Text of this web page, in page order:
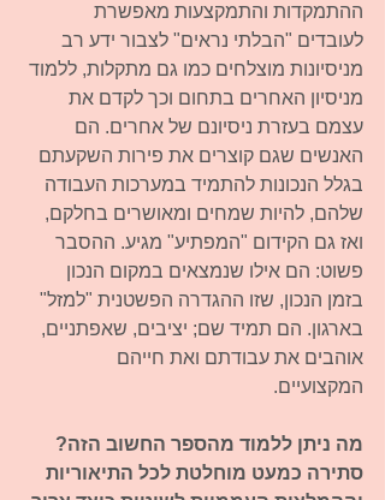
ההתמקדות והתמקצעות מאפשרת
לעובדים "הבלתי נראים" לצבור ידע רב
מניסיונות מוצלחים כמו גם מתקלות, ללמוד
מניסיון האחרים בתחום וכך לקדם את
עצמם בעזרת ניסיונם של אחרים. הם
האנשים שגם קוצרים את פירות השקעתם
בגלל הנכונות להתמיד במערכות העבודה
שלהם, להיות שמחים ומאושרים בחלקם,
ואז גם הקידום "המפתיע" מגיע. ההסבר
פשוט: הם אילו שנמצאים במקום הנכון
בזמן הנכון, שזו ההגדרה הפשטנית "למזל"
בארגון. הם תמיד שם; יציבים, שאפתניים,
אוהבים את עבודתם ואת חייהם
המקצועיים.
מה ניתן ללמוד מהספר החשוב הזה?
סתירה כמעט מוחלטת לכל התיאוריות